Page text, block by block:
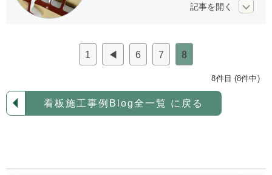
個人情報保護方針
1 ◀ 6 7 8
8件目 (8件中)
看板施工事例Blog全一覧 に戻る